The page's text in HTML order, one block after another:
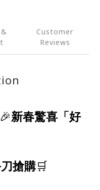
Customer
Reviews
🎉新春驚喜「好
搶購🛒